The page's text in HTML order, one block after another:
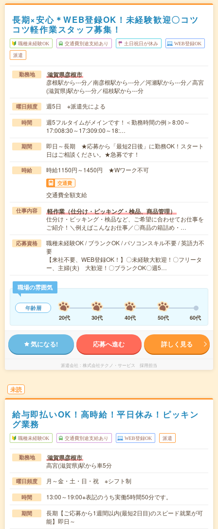
長期×安心＊WEB登録OK！未経験歓迎〇コツ
コツ軽作業スタッフ募集！
職種未経験OK 交通費別途支給あり 土日祝日が休み WEB登録OK
派遣
勤務地 滋賀県彦根市
彦根駅から---分／南彦根駅から---分／河瀬駅から---分／高宮
(滋賀県)駅から---分／稲枝駅から---分
曜日頻度 週5日 ※派遣先による
時間
週5フルタイムがメインです！＜勤務時間の例＞8:00～
17:008:30～17:309:00～18:…
期間
即日～長期 ★応募から「最短2日後」に勤務OK！スタート
日はご相談ください。★急募です！
時給 時給1150円～1450円 ★Wワーク不可
交通費
交通費全額支給
仕事内容 軽作業（仕分け・ピッキング・検品、商品管理）
仕分け・ピッキング・検品など、ご希望に合わせてお仕事を
ご紹介！＼例えばこんなお仕事／〇商品の箱詰め・…
応募資格
職種未経験OK / ブランクOK / パソコンスキル不要 / 英語力不
要
【来社不要、WEB登録OK！】〇未経験大歓迎！〇フリータ
ー、主婦(夫) 大歓迎！〇ブランクOK〇週5…
職場の雰囲気
年齢層
20代
30代 40代 50代 60代
気になる! 応募へ進む 詳しく見る
派遣会社 株式会社テクノ・サービス 採用担当
未読
給与即払いOK！高時給！平日休み！ピッキン
グ業務
職種未経験OK 交通費別途支給あり WEB登録OK 派遣
勤務地 滋賀県彦根市
高宮(滋賀県)駅から車5分
曜日頻度 月～金・土・日・祝 ※シフト制
時間 13:00～19:00※表記のうち実働5時間50分です。
期間
長期【ご応募から1週間以内(最短2日目)のスピード就業が可
能】即日～